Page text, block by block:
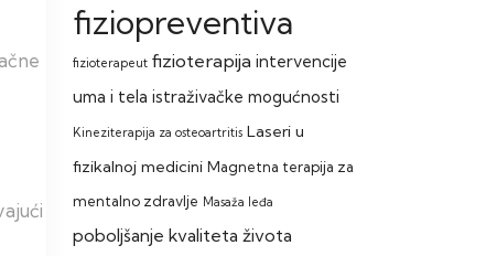
fiziopreventiva
fizioterapeut fizioterapija intervencije
uma i tela istraživačke mogućnosti
Kineziterapija za osteoartritis Laseri u
fizikalnoj medicini Magnetna terapija za
mentalno zdravlje Masaža leđa
poboljšanje kvaliteta života